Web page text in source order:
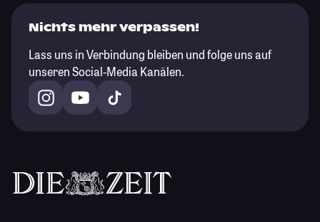
Nichts mehr verpassen!
Lass uns in Verbindung bleiben und folge uns auf
unseren Social-Media Kanälen.